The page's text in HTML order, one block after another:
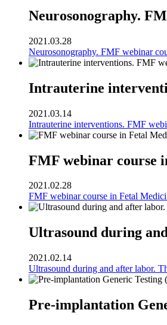
Neurosonography.
2021.03.28
Neurosonography. FMF webinar
Intrauterine
2021.03.14
Intrauterine interventions. FMF
FMF webinar course
2021.02.28
FMF webinar course in Fetal
Ultrasound during
2021.02.14
Ultrasound during and after labor.
Pre-implantation